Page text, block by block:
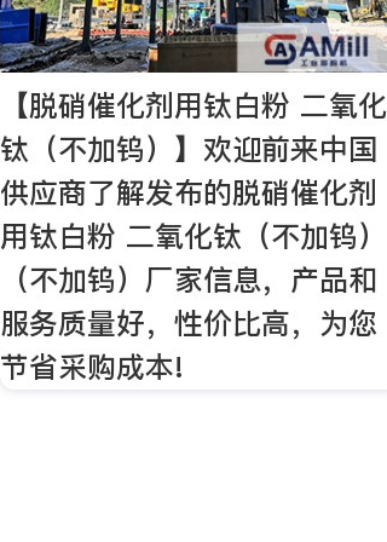
【脱硝催化剂用钛白粉 二氧化
钛（不加钨）】欢迎前来中国
供应商了解发布的脱硝催化剂
用钛白粉 二氧化钛（不加钨）
（不加钨）厂家信息，产品和
服务质量好，性价比高，为您
节省采购成本!